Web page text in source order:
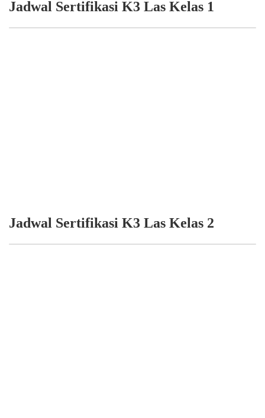
Jadwal Sertifikasi K3 Las Kelas 1
Jadwal Sertifikasi K3 Las Kelas 2